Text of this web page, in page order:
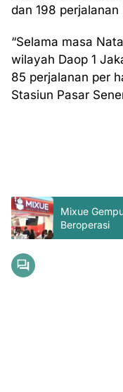
dan 198 perjalanan
“Selama masa
wilayah Daop 1
85 perjalanan per
Stasiun Pasar
Mixue
Beroperasi